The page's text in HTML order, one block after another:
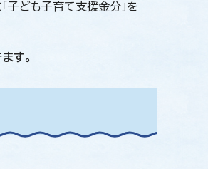
子ども子育て支援金分」を
す。